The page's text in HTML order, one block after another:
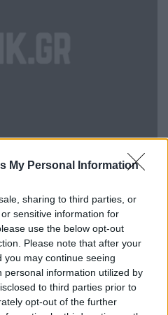
My Personal Information
sharing to third parties, or
sensitive information for
use the below opt-out
Please note that after your
may continue seeing
personal information utilized by
to third parties prior to
opt-out of the further